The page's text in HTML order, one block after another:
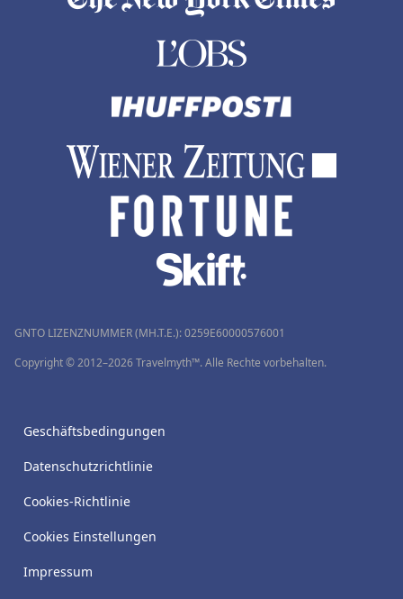
GNTO LIZENZNUMMER (MH.T.E.): 0259Ε60000576001
Copyright © 2012–2026 Travelmyth™. Alle Rechte vorbehalten.
Geschäftsbedingungen
Datenschutzrichtlinie
Cookies-Richtlinie
Cookies Einstellungen
Impressum